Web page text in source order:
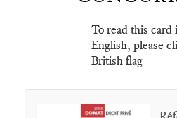
To read this card
English, please
British flag